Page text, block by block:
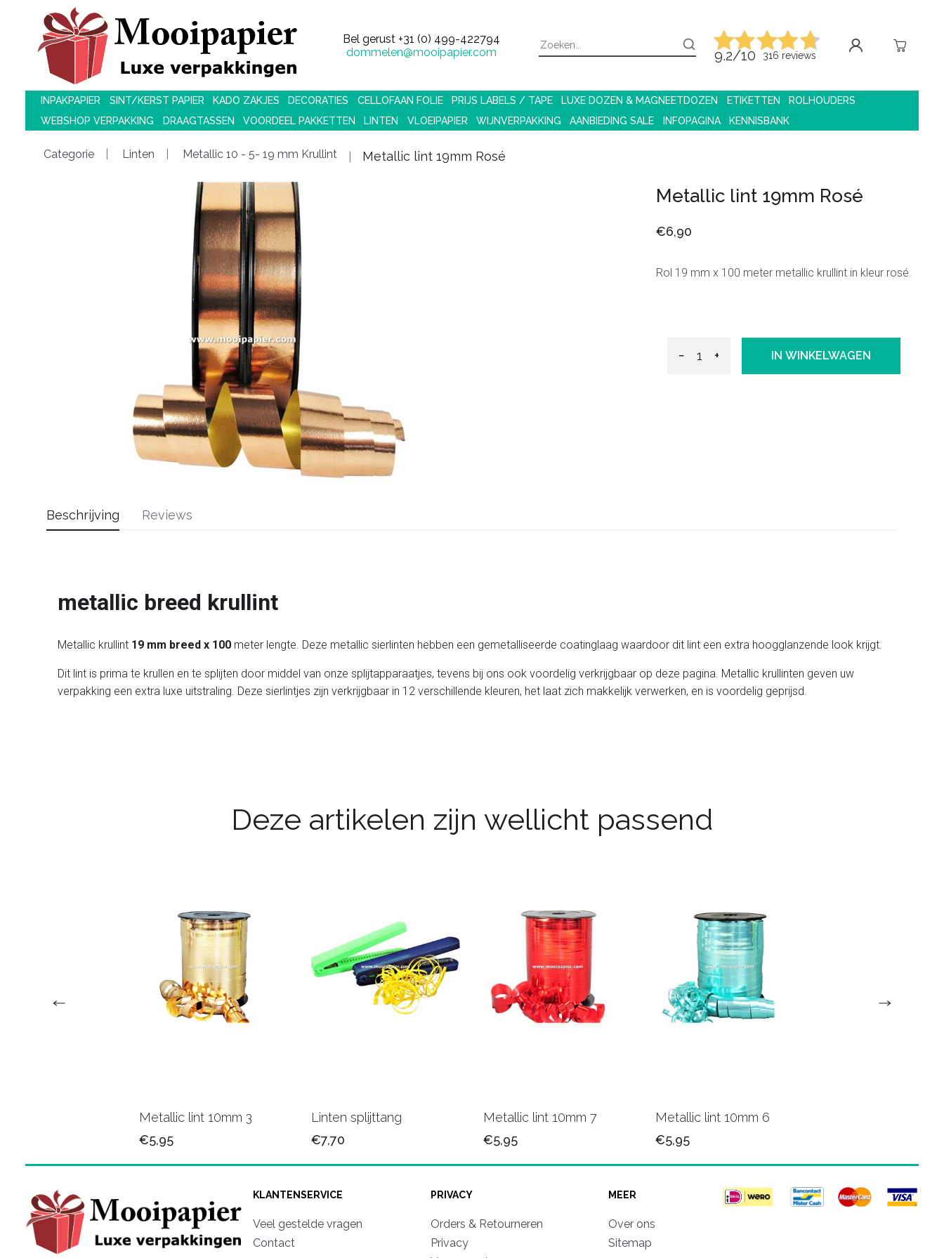
Bel gerust +31 (0) 499-422794
dommelen@mooipapier.com
9.2/10 316 reviews
INPAKPAPIER SINT/KERST PAPIER KADO ZAKJES DECORATIES CELLOFAAN FOLIE PRIJS LABELS / TAPE LUXE DOZEN & MAGNEETDOZEN ETIKETTEN
ROLHOUDERS
WEBSHOP VERPAKKING
DRAAGTASSEN VOORDEEL PAKKETTEN LINTEN VLOEIPAPIER WIJNVERPAKKING AANBIEDING SALE INFOPAGINA KENNISBANK
Categorie Linten Metallic 10 - 5- 19 mm Krullint Metallic lint 19mm Rosé
Metallic lint 19mm Rosé
€6,90
Rol 19 mm x 100 meter metallic krullint in kleur rosé.
− + IN WINKELWAGEN
Beschrijving
metallic breed krullint
Metallic krullint 19 mm breed x 100 meter lengte. Deze metallic sierlinten hebben een gemetalliseerde coatinglaag waardoor dit lint een extra hoogglanzende look krijgt.
Dit lint is prima te krullen en te splijten door middel van onze splijtapparaatjes, tevens bij ons ook voordelig verkrijgbaar op deze pagina. Metallic krullinten geven uw
verpakking een extra luxe uitstraling. Deze sierlintjes zijn verkrijgbaar in 12 verschillende kleuren, het laat zich makkelijk verwerken, en is voordelig geprijsd.
Reviews
Deze artikelen zijn wellicht passend
Metallic lint 10mm 3
€5,95
Linten splijttang
€7,70
Metallic lint 10mm 7
€5,95
Metallic lint 10mm 6
€5,95
KLANTENSERVICE
Veel gestelde vragen
Contact
PRIVACY
Orders & Retourneren
Privacy
MEER
Over ons
Sitemap